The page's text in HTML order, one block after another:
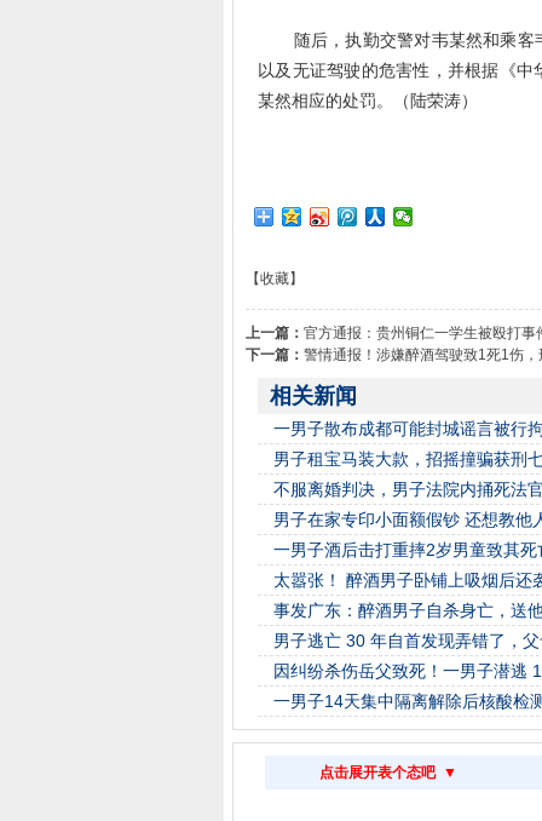
随后，执勤交警对韦某然和乘客
以及无证驾驶的危害性，并根据《
某然相应的处罚。（陆荣涛）
【收藏】
上一篇： 官方通报：贵州铜仁一学生被殴打事
下一篇： 警情通报！涉嫌醉酒驾驶致1死1伤，
相关新闻
一男子散布成都可能封城谣言被行
男子租宝马装大款，招摇撞骗获刑
不服离婚判决，男子法院内捅死法
男子在家专印小面额假钞 还想教
一男子酒后击打重摔2岁男童致其
太嚣张！ 醉酒男子卧铺上吸烟后还
事发广东：醉酒男子自杀身亡，送
男子逃亡 30 年自首发现弄错了，
因纠纷杀伤岳父致死！一男子潜逃
一男子14天集中隔离解除后核酸检
点击展开表个态吧 ▼